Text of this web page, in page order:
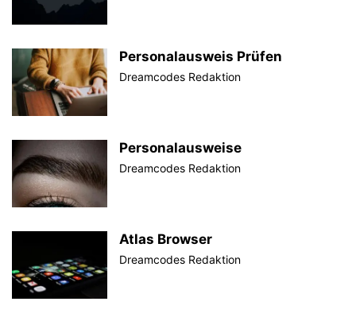
Personalausweis Prüfen
Dreamcodes Redaktion
Personalausweise
Dreamcodes Redaktion
Atlas Browser
Dreamcodes Redaktion